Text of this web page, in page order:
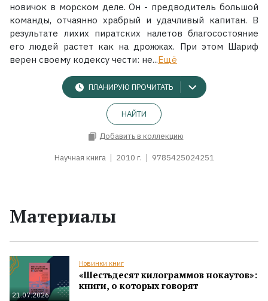
новичок в морском деле. Он - предводитель большой
команды, отчаянно храбрый и удачливый капитан. В
результате лихих пиратских налетов благосостояние
его людей растет как на дрожжах. При этом Шариф
верен своему кодексу чести: не...Ещё
ПЛАНИРУЮ ПРОЧИТАТЬ
НАЙТИ
Добавить в коллекцию
Научная книга 2010 г. 9785425024251
Материалы
21.07.2026
Новинки книг
«Шестьдесят килограммов нокаутов»:
книги, о которых говорят